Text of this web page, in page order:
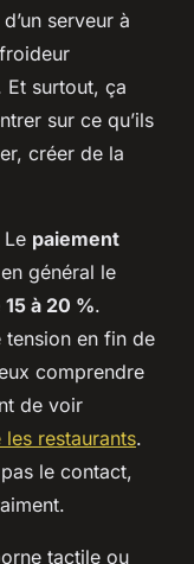
serveur à
Et surtout, ça
sur ce qu’ils
créer de la
Le paiement
général le
15 à 20 %.
tension en fin de
comprendre
de voir
restaurants.
le contact,
tactile ou